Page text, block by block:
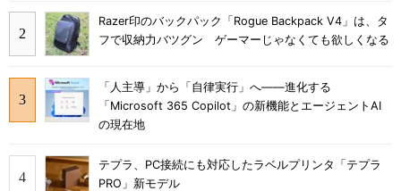
Razer印のバックパック「Rogue Backpack V4」は、タ
フで収納力バツグン ゲーマーじゃなくても欲しくなる
「人主導」から「自律実行」へ――進化する
「Microsoft 365 Copilot」の新機能とエージェントAI
の現在地
テプラ、PC接続にも対応したラベルプリンタ「テプラ
PRO」新モデル